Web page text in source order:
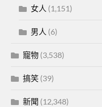
女人 (1,151)
男人 (6)
寵物 (3,538)
搞笑 (39)
新聞 (12,348)